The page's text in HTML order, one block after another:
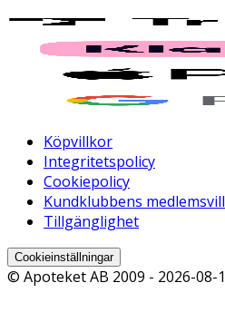
Köpvillkor
Integritetspolicy
Cookiepolicy
Kundklubbens
Tillgänglighet
Cookieinställningar
© Apoteket AB 2009 - 2026-08-